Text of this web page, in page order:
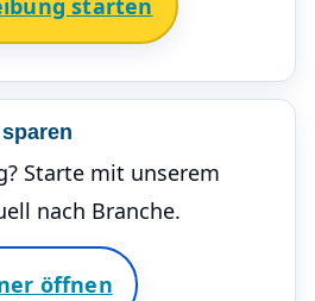
Starte mit unserem
nach Branche.
öffnen